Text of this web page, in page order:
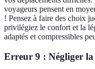
voyageurs pensent en
! Pensez à faire des choix
privilégiez le confort et la
adaptés et compressibles
Erreur 9 : Négliger la